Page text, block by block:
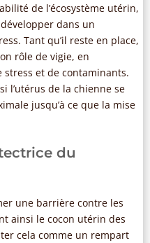
de l’écosystème utérin,
dans un
Tant qu’il reste en place,
rôle de vigie, en
et de contaminants.
l’utérus de la chienne se
jusqu’à ce que la mise
du
une barrière contre les
ainsi le cocon utérin des
cela comme un rempart